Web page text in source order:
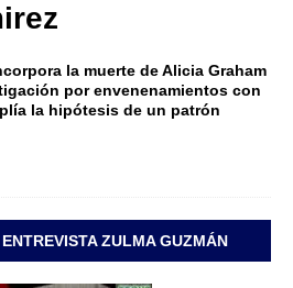
la muerte de Alicia Graham
por envenenamientos con
la hipótesis de un patrón
ZULMA GUZMÁN